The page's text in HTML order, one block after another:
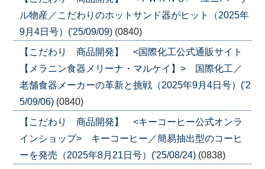
ル物産／こだわりのホットサンド器がヒット（2025年
9月4日号）('25/09/09) (0840)
【こだわり 商品開発】 <国際化工公式通販サイト
【メラニン食器メリーナ・マルケイ】> 国際化工／
老舗食器メーカーの革新と挑戦（2025年9月4日号）('2
5/09/06) (0840)
【こだわり 商品開発】 <キーコーヒー公式オンラ
インショップ> キーコーヒー／簡易抽出型のコーヒ
ーを発売（2025年8月21日号）('25/08/24) (0838)